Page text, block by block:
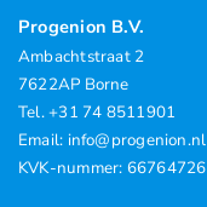
Progenion B.V.
Ambachtstraat 2
7622AP Borne
Tel. +31 74 8511901
Email: info@progenion.nl
KVK-nummer: 66764726